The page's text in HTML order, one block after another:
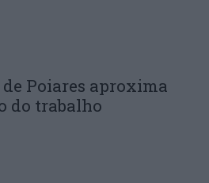
Poiares aproxima
do trabalho